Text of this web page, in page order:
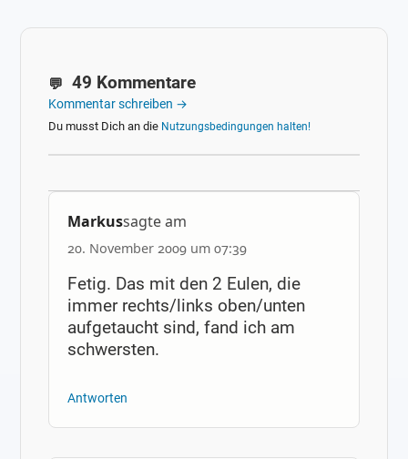
49 Kommentare
Kommentar schreiben →
Du musst Dich an die Nutzungsbedingungen halten!
Markussagte am
20. November 2009 um 07:39
Fetig. Das mit den 2 Eulen, die
immer rechts/links oben/unten
aufgetaucht sind, fand ich am
schwersten.
Antworten